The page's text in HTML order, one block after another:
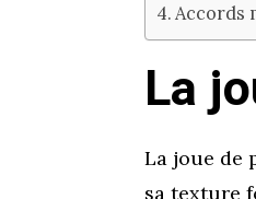
Accords
La
La joue de
sa texture